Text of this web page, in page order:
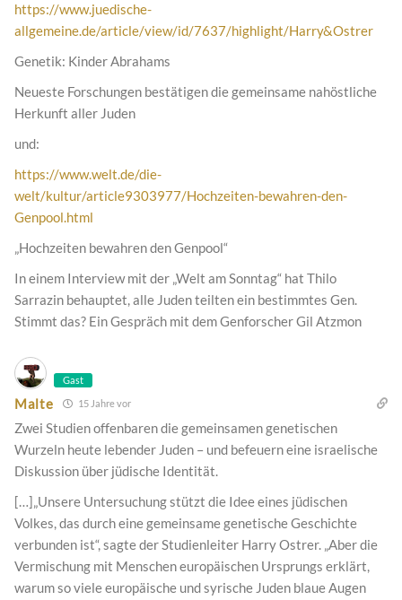
https://www.juedische-
allgemeine.de/article/view/id/7637/highlight/Harry&Ostrer
Genetik: Kinder Abrahams
Neueste Forschungen bestätigen die gemeinsame nahöstliche
Herkunft aller Juden
und:
https://www.welt.de/die-
welt/kultur/article9303977/Hochzeiten-bewahren-den-
Genpool.html
„Hochzeiten bewahren den Genpool“
In einem Interview mit der „Welt am Sonntag“ hat Thilo
Sarrazin behauptet, alle Juden teilten ein bestimmtes Gen.
Stimmt das? Ein Gespräch mit dem Genforscher Gil Atzmon
Gast
Malte 15 Jahre vor
Zwei Studien offenbaren die gemeinsamen genetischen
Wurzeln heute lebender Juden – und befeuern eine israelische
Diskussion über jüdische Identität.
[…]„Unsere Untersuchung stützt die Idee eines jüdischen
Volkes, das durch eine gemeinsame genetische Geschichte
verbunden ist“, sagte der Studienleiter Harry Ostrer. „Aber die
Vermischung mit Menschen europäischen Ursprungs erklärt,
warum so viele europäische und syrische Juden blaue Augen